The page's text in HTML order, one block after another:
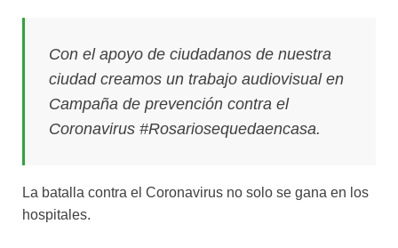
Con el apoyo de ciudadanos de nuestra
ciudad creamos un trabajo audiovisual en
Campaña de prevención contra el
Coronavirus #Rosariosequedaencasa.
La batalla contra el Coronavirus no solo se gana en los
hospitales.